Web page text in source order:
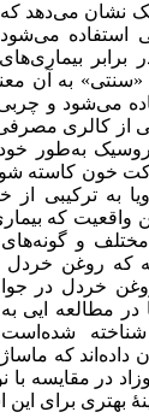
نشان می‌دهد
استفاده
برابر
«سنتی» به آن
می‌شود و
از کالری مصرفی
به‌طور
خون کاسته
ویا به ترکیبی
واقعیت که
مختلف و
که روغن
خردل در
در مطالعه ایی
شناخته
داده‌اند که
در مقایسه
بهتری برای